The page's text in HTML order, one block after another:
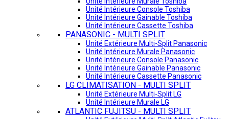
Unité Intérieure Console Toshiba
Unité Intérieure Gainable Toshiba
Unité Intérieure Cassette Toshiba
PANASONIC - MULTI SPLIT
Unité Extérieure Multi-Split Panasonic
Unité Intérieure Murale Panasonic
Unité Intérieure Console Panasonic
Unité Intérieure Gainable Panasonic
Unité Intérieure Cassette Panasonic
LG CLIMATISATION - MULTI SPLIT
Unité Extérieure Multi-Split LG
Unité Intérieure Murale LG
ATLANTIC FUJITSU - MULTI SPLIT